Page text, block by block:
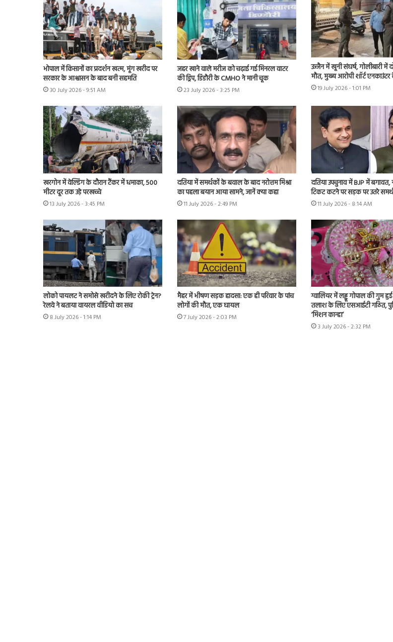
भोपाल में किसानों का प्रदर्शन खत्म, मूंग खरीद पर
सरकार के आश्वासन के बाद बनी सहमति
30 July 2026 - 9:51 AM
जहर खाने वाले मरीज को चढ़ाई गई मिनरल वाटर
की ड्रिप, डिंडौरी के CMHO ने मानी चूक
23 July 2026 - 3:25 PM
उज्जैन में खूनी संघर्ष, गोलीबारी में
मौत, मुख्य आरोपी शॉर्ट एनकाउंटर
19 July 2026 - 1:01 PM
खरगोन में वेल्डिंग के दौरान टैंकर में धमाका, 500
मीटर दूर तक उड़े परखच्चे
13 July 2026 - 3:45 PM
दतिया में समर्थकों के बवाल के बाद नरोत्तम मिश्रा
का पहला बयान आया सामने, जानें क्या कहा
11 July 2026 - 2:49 PM
दतिया उपचुनाव में BJP में बगावत,
टिकट कटने पर सड़क पर उतरे
11 July 2026 - 8:14 AM
लोको पायलट ने समोसे खरीदने के लिए रोकी ट्रेन?
रेलवे ने बताया वायरल वीडियो का सच
8 July 2026 - 1:14 PM
मैहर में भीषण सड़क हादसा: एक ही परिवार के पांच
लोगों की मौत, एक घायल
7 July 2026 - 2:03 PM
ग्वालियर में लड्डू गोपाल की गुम हुई
तलाश के लिए एसआईटी गठित,
‘मिशन कान्हा’
3 July 2026 - 2:32 PM